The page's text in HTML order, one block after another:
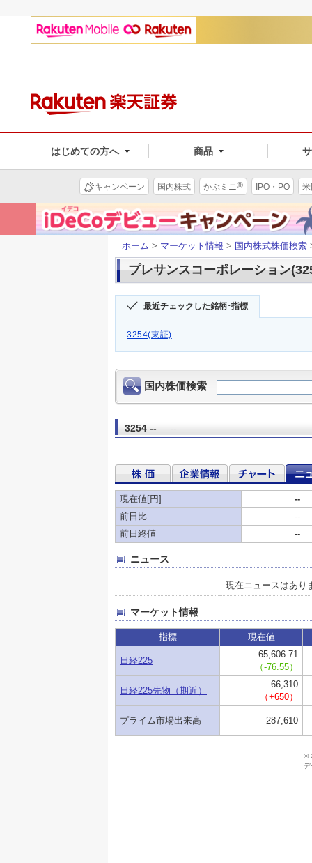
はじめての方へ 商品
キャンペーン 国内株式 かぶミニ® IPO・PO
ホーム > マーケット情報 > 国内株式株価検索
プレサンスコーポレーション
最近チェックした銘柄･指標
3254(東証)